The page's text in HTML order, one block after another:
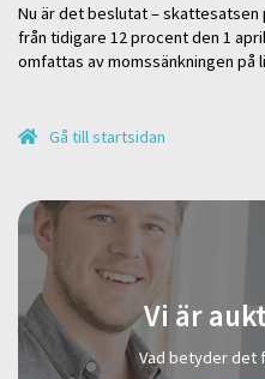
Nu är det beslutat –
från tidigare 12 procent den 1
omfattas av momssänkningen
Gå till startsidan
Vi är
Vad betyder det